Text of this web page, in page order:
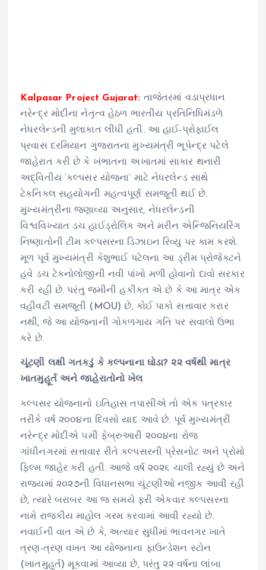
Kalpasar Project Gujarat: તાજેતરમાં વડાપ્રધાન
નરેન્દ્ર મોદીના નેતૃત્વ હેઠળ ભારતીય પ્રતિનિધિમંડળે
નેધરલેન્ડની મુલાકાત લીધી હતી. આ હાઈ-પ્રોફાઈલ
પ્રવાસ દરમિયાન ગુજરાતના મુખ્યમંત્રી ભૂપેન્દ્ર પટેલે
જાહેરાત કરી છે કે ખંભાતના અખાતમાં સાકાર થનારી
અદ્વિતીય ‘કલ્પસર યોજના’ માટે નેધરલેન્ડ સાથે
ટેકનિકલ સહયોગની મહત્વપૂર્ણ સમજૂતી થઈ છે.
મુખ્યમંત્રીના જણાવ્યા અનુસાર, નેધરલેન્ડની
વિશ્વવિખ્યાત ડચ હાઈડ્રોલિક અને મરીન એન્જિનિયરિંગ
નિષ્ણાતોની ટીમ કલ્પસરના ડિઝાઇન રિવ્યુ પર કામ કરશે.
મૂળ પૂર્વ મુખ્યમંત્રી કેશુભાઈ પટેલના આ ડ્રીમ પ્રોજેક્ટને
હવે ડચ ટેકનોલોજીની નવી પાંખો મળી હોવાનો દાવો સરકાર
કરી રહી છે. પરંતુ જમીની હકીકત એ છે કે આ માત્ર એક
વહીવટી સમજૂતી (MOU) છે, કોઈ પાકો સત્તાવાર કરાર
નથી, જે આ યોજનાની ગોકળગાય ગતિ પર સવાલો ઉભા
કરે છે.
ચૂંટણી લક્ષી ગતકડું કે કલ્પનાના ઘોડા? ૨૨ વર્ષથી માત્ર
ખાતમુહૂર્ત અને જાહેરાતોનો ખેલ
કલ્પસર યોજનાનો ઇતિહાસ તપાસીએ તો એક પત્રકાર
તરીકે વર્ષ ૨૦૦૪ના દિવસો યાદ આવે છે. પૂર્વ મુખ્યમંત્રી
નરેન્દ્ર મોદીએ ૫મી ફેબ્રુઆરી ૨૦૦૪ના રોજ
ગાંધીનગરમાં સત્તાવાર રીતે કલ્પસરની પ્રેસનોટ અને પ્રોમો
ફિલ્મ જાહેર કરી હતી. આજે વર્ષ ૨૦૨૬ ચાલી રહ્યું છે અને
રાજ્યમાં ૨૦૨૭ની વિધાનસભા ચૂંટણીઓ નજીક આવી રહી
છે, ત્યારે બરાબર આ જ સમયે ફરી એકવાર કલ્પસરના
નામે રાજકીય માહોલ ગરમ કરવામાં આવી રહ્યો છે.
નવાઈની વાત એ છે કે, અત્યાર સુધીમાં ભાવનગર ખાતે
ત્રણ-ત્રણ વખત આ યોજનાના ફાઉન્ડેશન સ્ટોન
(ખાતમુહૂર્ત) મૂકવામાં આવ્યા છે, પરંતુ ૨૨ વર્ષના લાંબા